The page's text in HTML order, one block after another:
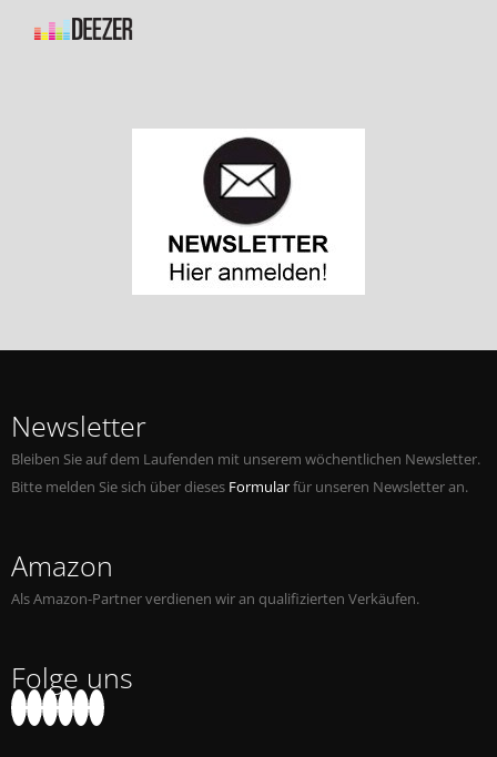
Newsletter
Bleiben Sie auf dem Laufenden mit unserem wöchentlichen Newsletter.
Bitte melden Sie sich über dieses Formularfür unseren Newsletter an.
Amazon
Als Amazon-Partner verdienen wir an qualifizierten Verkäufen.
Folge uns